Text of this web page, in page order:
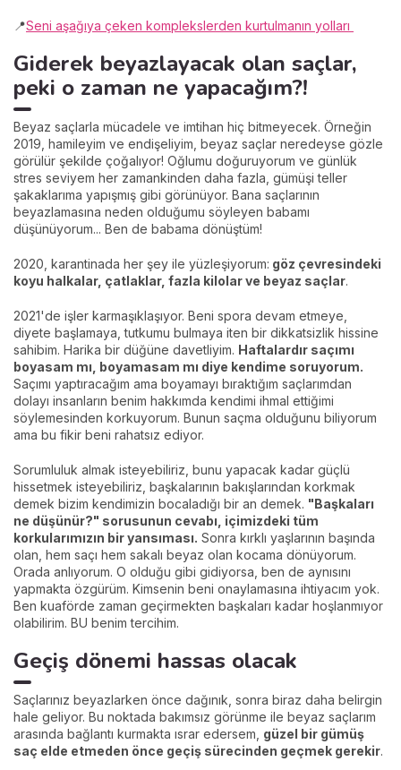
📍Seni aşağıya çeken komplekslerden kurtulmanın yolları
Giderek beyazlayacak olan saçlar,
peki o zaman ne yapacağım?!
Beyaz saçlarla mücadele ve imtihan hiç bitmeyecek. Örneğin
2019, hamileyim ve endişeliyim, beyaz saçlar neredeyse gözle
görülür şekilde çoğalıyor! Oğlumu doğuruyorum ve günlük
stres seviyem her zamankinden daha fazla, gümüşi teller
şakaklarıma yapışmış gibi görünüyor. Bana saçlarının
beyazlamasına neden olduğumu söyleyen babamı
düşünüyorum... Ben de babama dönüştüm!
2020, karantinada her şey ile yüzleşiyorum: göz çevresindeki
koyu halkalar, çatlaklar, fazla kilolar ve beyaz saçlar.
2021'de işler karmaşıklaşıyor. Beni spora devam etmeye,
diyete başlamaya, tutkumu bulmaya iten bir dikkatsizlik hissine
sahibim. Harika bir düğüne davetliyim. Haftalardır saçımı
boyasam mı, boyamasam mı diye kendime soruyorum.
Saçımı yaptıracağım ama boyamayı bıraktığım saçlarımdan
dolayı insanların benim hakkımda kendimi ihmal ettiğimi
söylemesinden korkuyorum. Bunun saçma olduğunu biliyorum
ama bu fikir beni rahatsız ediyor.
Sorumluluk almak isteyebiliriz, bunu yapacak kadar güçlü
hissetmek isteyebiliriz, başkalarının bakışlarından korkmak
demek bizim kendimizin bocaladığı bir an demek. "Başkaları
ne düşünür?" sorusunun cevabı, içimizdeki tüm
korkularımızın bir yansıması. Sonra kırklı yaşlarının başında
olan, hem saçı hem sakalı beyaz olan kocama dönüyorum.
Orada anlıyorum. O olduğu gibi gidiyorsa, ben de aynısını
yapmakta özgürüm. Kimsenin beni onaylamasına ihtiyacım yok.
Ben kuaförde zaman geçirmekten başkaları kadar hoşlanmıyor
olabilirim. BU benim tercihim.
Geçiş dönemi hassas olacak
Saçlarınız beyazlarken önce dağınık, sonra biraz daha belirgin
hale geliyor. Bu noktada bakımsız görünme ile beyaz saçlarım
arasında bağlantı kurmakta ısrar edersem, güzel bir gümüş
saç elde etmeden önce geçiş sürecinden geçmek gerekir.